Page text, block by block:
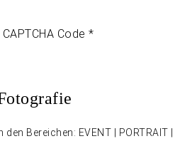
CAPTCHA Code *
Bereichen: EVENT | PORTRAIT |